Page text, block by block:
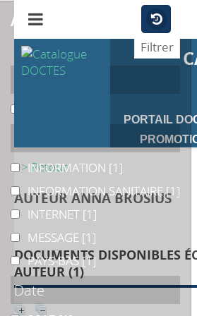
PORTAIL
>> Retour
AUTEUR ANNA BROSIUS
DOCUMENTS DISPONIBLES
AUTEUR (1)
affiner
Auteur
Meppelink
INFORMATION
INFORMATION [1]
INFORMATION SANITAIRE
INFORMATION SANITAIRE[1]
INTERNET
INTERNET [1]
MESSAGE
MESSAGE [1]
PAYS-BAS
PAYS-BAS [1]
Date